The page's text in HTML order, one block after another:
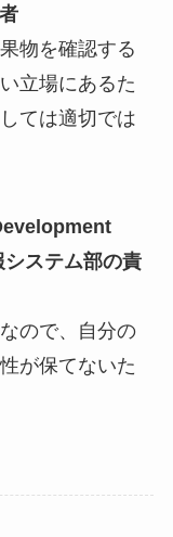
物を確認する
立場にあるた
ては適切では
ステム部の責
ので、自分の
が保てないた